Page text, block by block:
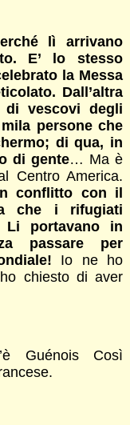
lì arrivano
E’ lo stesso
la Messa
Dall’altra
di vescovi degli
persone che
di qua, in
di gente… Ma è
Centro America.
conflitto con il
che i rifugiati
Li portavano in
passare per
Io ne ho
chiesto di aver
Guénois Così